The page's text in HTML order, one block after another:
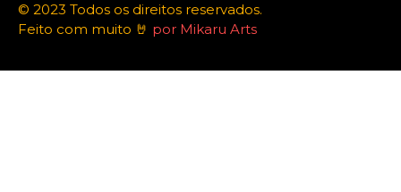
© 2023 Todos os direitos reservados.
Feito com muito 🤘 por Mikaru Arts